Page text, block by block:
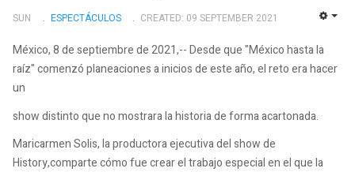
SUN ESPECTÁCULOS CREATED: 09 SEPTEMBER 2021
México, 8 de septiembre de 2021,-- Desde que "México hasta la
raíz" comenzó planeaciones a inicios de este año, el reto era hacer
un
show distinto que no mostrara la historia de forma acartonada.
Maricarmen Solis, la productora ejecutiva del show de
History,comparte cómo fue crear el trabajo especial en el que la